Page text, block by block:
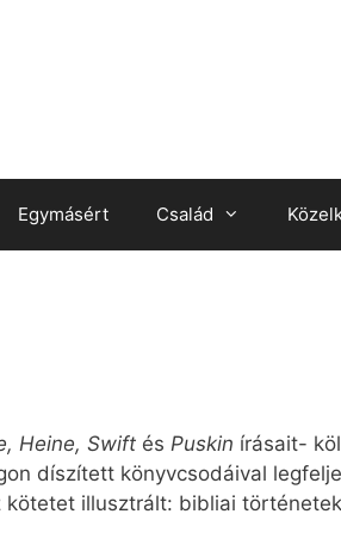
Egymásért Család
Heine, Swift és Puskin írásait-
díszített könyvcsodáival
illusztrált: bibliai